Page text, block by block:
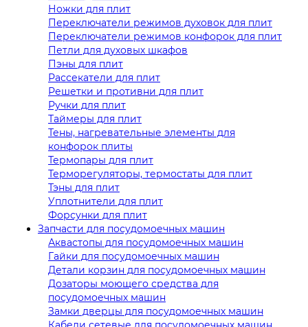
Ножки для плит
Переключатели режимов духовок для плит
Переключатели режимов конфорок для плит
Петли для духовых шкафов
Пэны для плит
Рассекатели для плит
Решетки и противни для плит
Ручки для плит
Таймеры для плит
Тены, нагревательные элементы для
конфорок плиты
Термопары для плит
Терморегуляторы, термостаты для плит
Тэны для плит
Уплотнители для плит
Форсунки для плит
Запчасти для посудомоечных машин
Аквастопы для посудомоечных машин
Гайки для посудомоечных машин
Детали корзин для посудомоечных машин
Дозаторы моющего средства для
посудомоечных машин
Замки дверцы для посудомоечных машин